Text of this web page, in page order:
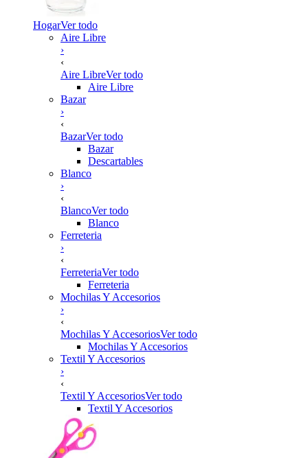
HogarVer todo
Aire Libre
›
‹
Aire LibreVer todo
Aire Libre
Bazar
›
‹
BazarVer todo
Bazar
Descartables
Blanco
›
‹
BlancoVer todo
Blanco
Ferreteria
›
‹
FerreteriaVer todo
Ferreteria
Mochilas Y Accesorios
›
‹
Mochilas Y AccesoriosVer todo
Mochilas Y Accesorios
Textil Y Accesorios
›
‹
Textil Y AccesoriosVer todo
Textil Y Accesorios